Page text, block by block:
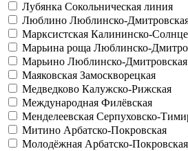
Лубянка Сокольническая линия
Люблино Люблинско-
Марксистская Калининско-
Марьина роща Люблинско-
Марьино Люблинско-Дмитровская
Маяковская Замоскворецкая
Медведково Калужско-Рижская
Международная Филёвская
Менделеевская Серпуховско-
Митино Арбатско-Покровская
Молодёжная Арбатско-Покровская